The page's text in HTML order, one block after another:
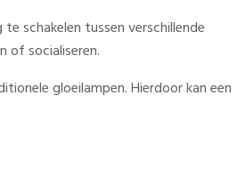
schakelen tussen verschillende
of socialiseren.
gloeilampen. Hierdoor kan een